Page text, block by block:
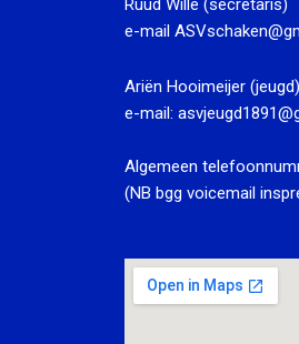
Ruud Wille (secretaris)
e-mail
Ariën Hooimeijer (jeugd)
e-mail:
Algemeen
(NB bgg voicemail